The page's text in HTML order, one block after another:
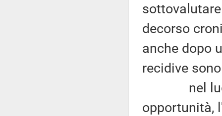
decorso
anche dopo
recidive
nel luglio
opportunità,